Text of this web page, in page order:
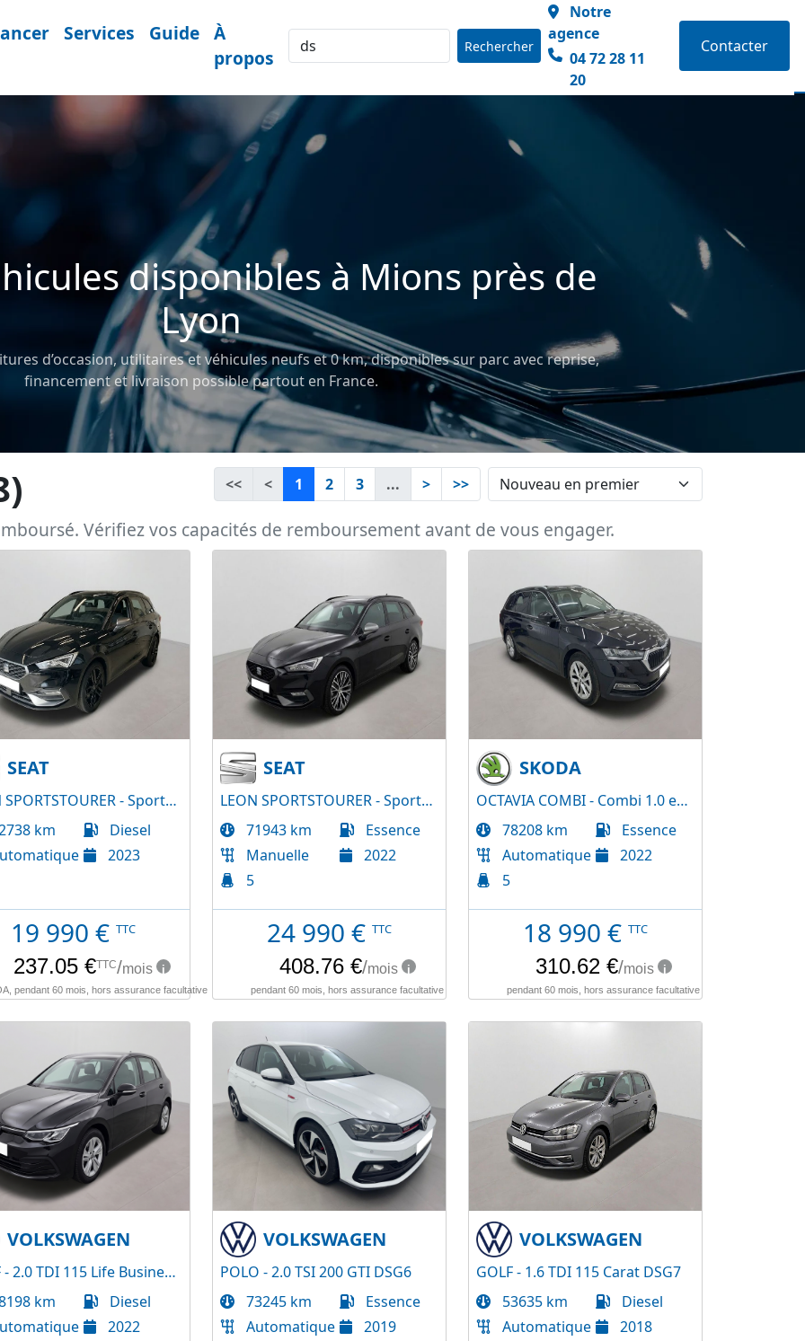
Services Guide
À
propos
Rechercher
Notre
agence
04 72 28 11
20
Contacter
disponibles à Mions près de
Lyon
d’occasion, utilitaires et véhicules neufs et 0 km, disponibles sur parc avec reprise,
financement et livraison possible partout en France.
<< < 1 2 3 ... > >>
Vérifiez vos capacités de remboursement avant de vous engager.
SEAT
LEON SPORTSTOURER - Sportstourer 2.0 TDI 150 FR Business Edition DSG7
km
Diesel
2023
19 990 € TTC
SEAT
LEON SPORTSTOURER - Sportstourer 1.5 eTSI 150 FR Business Edition DSG7
71943 km
Essence
Manuelle
2022
5
24 990 € TTC
SKODA
OCTAVIA COMBI - Combi 1.0 eTSI mHEV 110 Style DSG7
78208 km
Essence
Automatique
2022
5
18 990 € TTC
VOLKSWAGEN
GOLF - 2.0 TDI 115 Life Business DSG7
km
Diesel
2022
VOLKSWAGEN
POLO - 2.0 TSI 200 GTI DSG6
73245 km
Essence
Automatique
2019
VOLKSWAGEN
GOLF - 1.6 TDI 115 Carat DSG7
53635 km
Diesel
Automatique
2018